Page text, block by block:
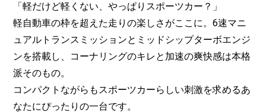
「軽だけど軽くない、やっぱりスポーツカー？」
軽自動車の枠を超えた走りの楽しさがここに。6速マニ
ュアルトランスミッションとミッドシップターボエンジ
ンを搭載し、コーナリングのキレと加速の爽快感は本格
派そのもの。
コンパクトながらもスポーツカーらしい刺激を求めるあ
なたにぴったりの一台です。